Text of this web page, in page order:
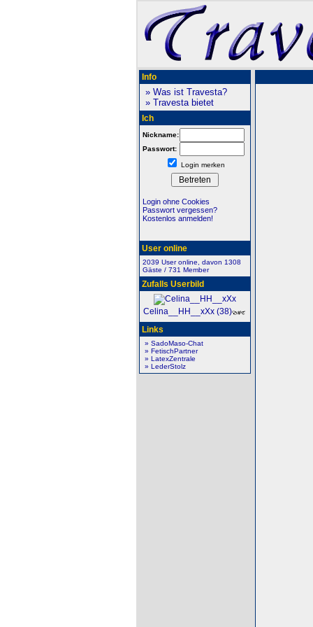
Info
» Was ist Travesta?
» Travesta bietet
Ich
Nickname:
Passwort:
Login merken
Login ohne Cookies
Passwort vergessen?
Kostenlos anmelden!
User online
2039 User online, davon 1308
Gäste / 731 Member
Zufalls Userbild
Celina__HH__xXx (38)
Links
» SadoMaso-Chat
» FetischPartner
» LatexZentrale
» LederStolz